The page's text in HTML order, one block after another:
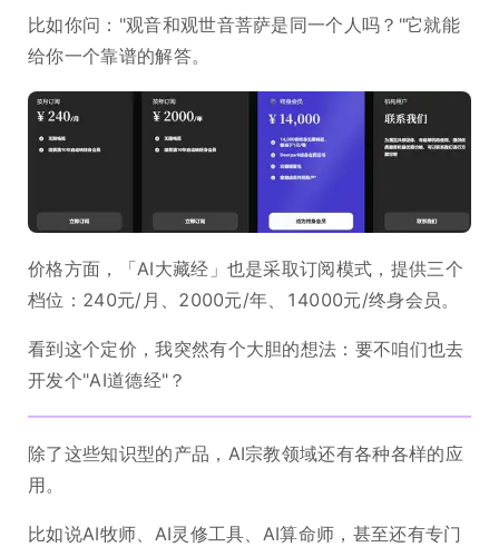
比如你问："观音和观世音菩萨是同一个人吗？"它就能
给你一个靠谱的解答。
价格方面，「AI大藏经」也是采取订阅模式，提供三个
档位：240元/月、2000元/年、14000元/终身会员。
看到这个定价，我突然有个大胆的想法：要不咱们也去
开发个"AI道德经"？
除了这些知识型的产品，AI宗教领域还有各种各样的应
用。
比如说AI牧师、AI灵修工具、AI算命师，甚至还有专门